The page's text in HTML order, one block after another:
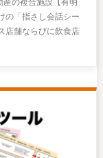
の「指さし会話シー
店舗ならびに飲食店